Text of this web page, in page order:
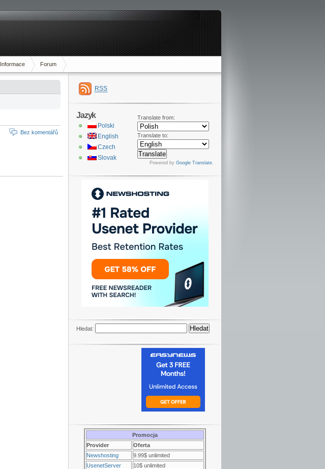
Informace Forum
Bez komentářů
RSS
Translate from:
Translate to:
Powered by Google Translate.
Jazyk
Polski
English
Czech
Slovak
Hledat:
Promocja
Provider
Oferta
Newshosting
9.99$ unlimited
UsenetServer
10$ unlimited